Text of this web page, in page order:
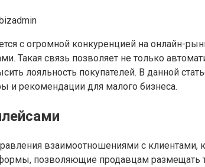
с огромной конкуренцией на онлайн-
Такая связь позволяет не только
лояльность покупателей. В данной
и рекомендации для малого бизнеса.
взаимоотношениями с клиентами,
позволяющие продавцам размещать